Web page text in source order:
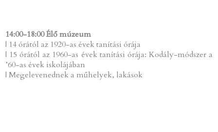
14:00-18:00 Élő múzeum
| 14 órától az 1920-as évek tanítási órája
| 15 órától az 1960-as évek tanítási órája: Kodály-módszer a
’60-as évek iskolájában
| Megelevenednek a műhelyek, lakások